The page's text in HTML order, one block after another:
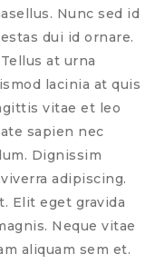
Nunc sed id
dui id ornare.
at urna
lacinia at quis
vitae et leo
sapien nec
Dignissim
adipiscing.
Elit eget gravida
Neque vitae
aliquam sem et.